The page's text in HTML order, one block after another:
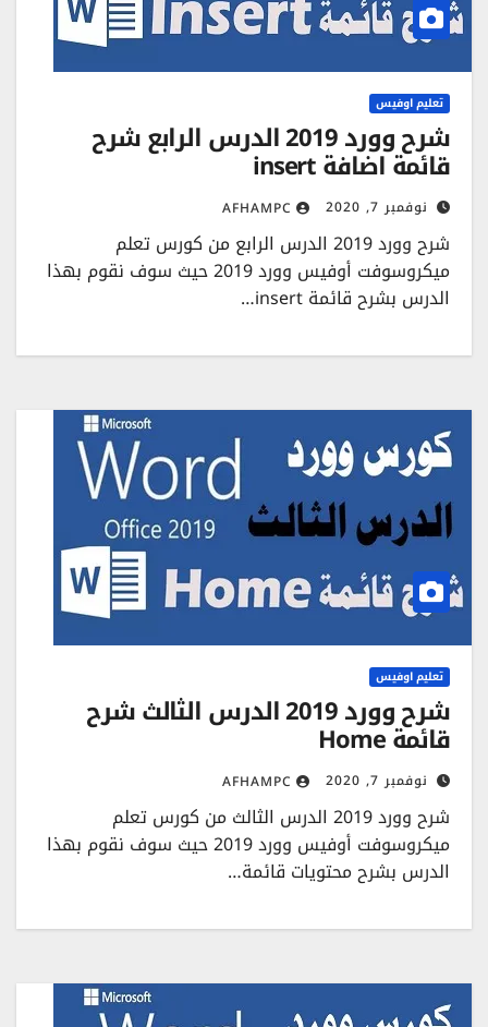
تعليم اوفيس
شرح وورد 2019 الدرس الرابع شرح
قائمة اضافة insert
نوفمبر 7, 2020 AFHAMPC
شرح وورد 2019 الدرس الرابع من كورس تعلم
ميكروسوفت أوفيس وورد 2019 حيث سوف نقوم بهذا
الدرس بشرح قائمة insert…
تعليم اوفيس
شرح وورد 2019 الدرس الثالث شرح
قائمة Home
نوفمبر 7, 2020 AFHAMPC
شرح وورد 2019 الدرس الثالث من كورس تعلم
ميكروسوفت أوفيس وورد 2019 حيث سوف نقوم بهذا
الدرس بشرح محتويات قائمة…